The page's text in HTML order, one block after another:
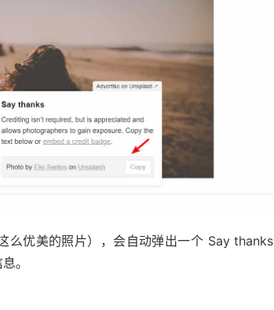
么优美的照片），会自动弹出一个 Say thanks
。